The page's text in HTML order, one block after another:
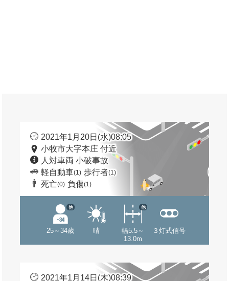
2021年1月20日(水)08:05
小牧市大字本庄 付近
人対車両 小破事故
軽自動車(1) 歩行者(1)
死亡(0) 負傷(1)
25～34歳
他
晴
幅5.5～
13.0m
他
３灯式信号
2021年1月14日(木)08:39